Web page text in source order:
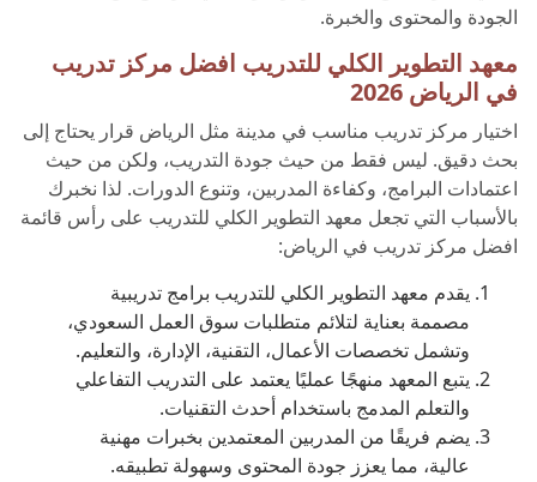
الجودة والمحتوى والخبرة.
معهد التطوير الكلي للتدريب افضل مركز تدريب
في الرياض 2026
اختيار مركز تدريب مناسب في مدينة مثل الرياض قرار يحتاج إلى
بحث دقيق. ليس فقط من حيث جودة التدريب، ولكن من حيث
اعتمادات البرامج، وكفاءة المدربين، وتنوع الدورات. لذا نخبرك
بالأسباب التي تجعل معهد التطوير الكلي للتدريب على رأس قائمة
افضل مركز تدريب في الرياض:
يقدم معهد التطوير الكلي للتدريب برامج تدريبية
مصممة بعناية لتلائم متطلبات سوق العمل السعودي،
وتشمل تخصصات الأعمال، التقنية، الإدارة، والتعليم.
يتبع المعهد منهجًا عمليًا يعتمد على التدريب التفاعلي
والتعلم المدمج باستخدام أحدث التقنيات.
يضم فريقًا من المدربين المعتمدين بخبرات مهنية
عالية، مما يعزز جودة المحتوى وسهولة تطبيقه.